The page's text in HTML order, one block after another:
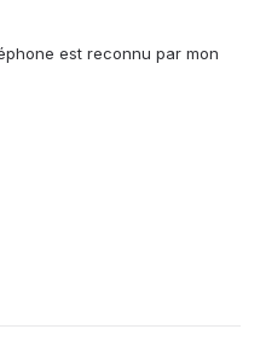
est reconnu par mon